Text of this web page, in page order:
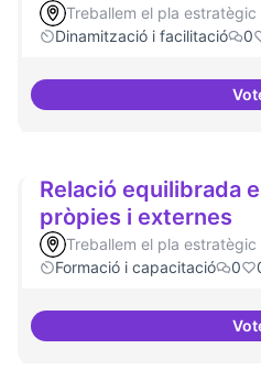
Treballem el pla estratègic
Dinamització i facilitació
0
Relació equilibrada
pròpies i externes
Treballem el pla estratègic
Formació i capacitació
0